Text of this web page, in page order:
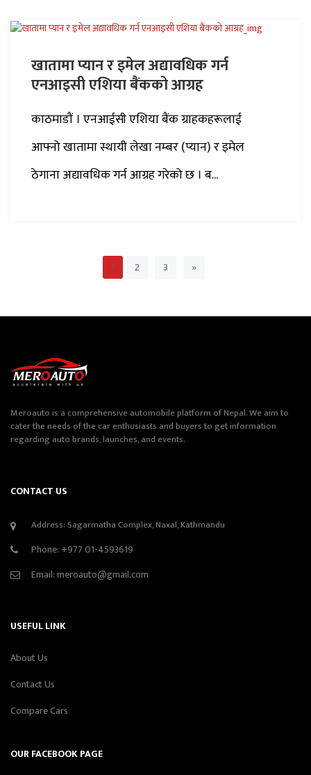
खातामा प्यान र इमेल अद्यावधिक गर्न
एनआइसी एशिया बैंकको आग्रह
काठमाडौं । एनआईसी एशिया बैंक ग्राहकहरूलाई
आफ्नो खातामा स्थायी लेखा नम्बर (प्यान) र इमेल
ठेगाना अद्यावधिक गर्न आग्रह गरेको छ । ब...
1 2 3 »
Meroauto is a comprehensive automobile platform of Nepal. We aim to
cater the needs of the car enthusiasts and buyers to get information
regarding auto brands, launches, and events.
CONTACT US
Address: Sagarmatha Complex, Naxal, Kathmandu
Phone: +977 01-4593619
Email:meroauto@gmail.com
USEFUL LINK
About Us
Contact Us
Compare Cars
OUR FACEBOOK PAGE